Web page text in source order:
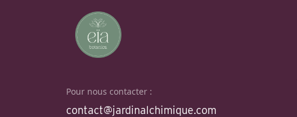
Pour nous contacter :
contact@jardinalchimique.com